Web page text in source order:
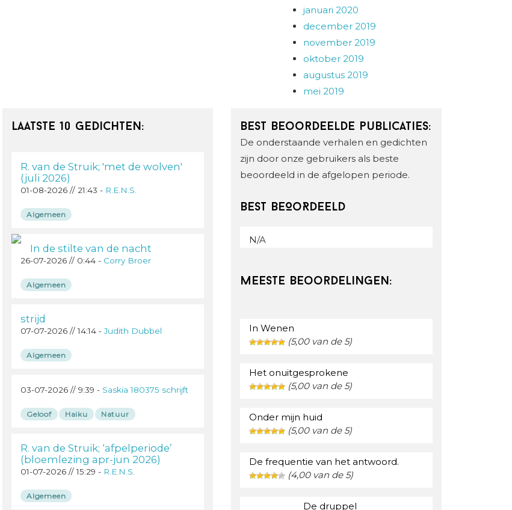
januari 2020
december 2019
november 2019
oktober 2019
augustus 2019
mei 2019
Laatste 10 gedichten:
R. van de Struik; 'met de wolven'
(juli 2026)
01-08-2026 // 21:43 - R.E.N.S.
Algemeen
In de stilte van de nacht
26-07-2026 // 0:44 - Corry Broer
Algemeen
strijd
07-07-2026 // 14:14 -Judith Dubbel
Algemeen
03-07-2026 // 9:39 - Saskia 180375 schrijft
Geloof Haiku Natuur
R. van de Struik; ‘afpelperiode’
(bloemlezing apr-jun 2026)
01-07-2026 // 15:29 - R.E.N.S.
Algemeen
Best beoordeelde publicaties:
De onderstaande verhalen en gedichten
zijn door onze gebruikers als beste
beoordeeld in de afgelopen periode.
BEST BEOoRDEELD
N/A
Meeste beoordelingen:
In Wenen
(5,00 van de 5)
Het onuitgesprokene
(5,00 van de 5)
Onder mijn huid
(5,00 van de 5)
De frequentie van het antwoord.
(4,00 van de 5)
De druppel